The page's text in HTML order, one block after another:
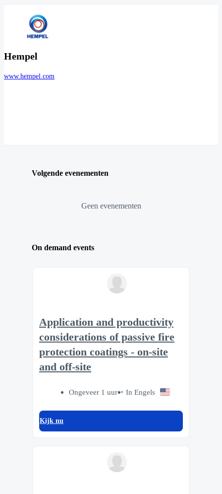
Hempel
www.hempel.com
Volgende evenementen
Geen evenementen
On demand events
Application and productivity
considerations of passive fire
protection coatings - on-site
and off-site
Ongeveer 1 uur In Engels
Kijk nu